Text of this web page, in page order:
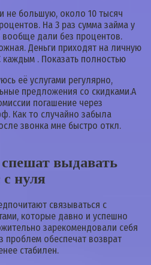
не большую, около 10 тысяч
На 3 раз сумма займа у
дали без процентов.
Деньги приходят на личную
. Показать полностью
её услугами регулярно,
предложения со скидками.А
погашение через
Как то случайно забыла
звонка мне быстро откл.
выдавать
с нуля
связываться с
которые давно и успешно
зарекомендовали себя
проблем обеспечат возврат
стабилен.